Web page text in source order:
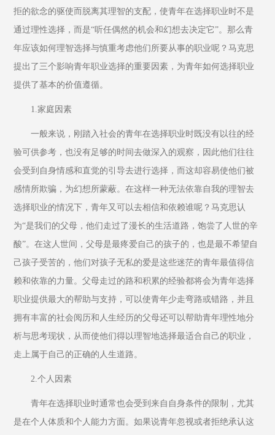
拒的欲念的驱使而脱离其理智的支配，使青年在选择职业时不是
通过理性选择，而是“听任偶然的机会和幻想去决定它”。那么青
年应该如何理智选择与慎重考虑他们所要从事的职业呢？马克思
提出了三个影响青年职业选择的重要因素，为青年如何选择职业
提供了基本的价值遵循。
1.家庭因素
一般来说，刚踏入社会的青年在选择职业时既没有以往的经
验可供参考，也没有足够的时间去做深入的观察，因此他们往往
会受到自身情感和直觉的引导去进行选择，而这却容易使他们被
感情所欺骗，为幻想所蒙蔽。在这样一种无法依靠自我的理智去
选择职业的情况下，青年又可以去相信和依赖谁呢？马克思认
为“是我们的父母，他们走过了漫长的生活道路，饱尝了人世的辛
酸”。在这人世间，父母是最疼爱自己的孩子的，也是最不希望自
己孩子受苦的，他们对孩子无私的爱是这些迷茫的青年最值得信
赖和依靠的力量。父母走过的路和积累的经验都将会为青年选择
职业提供最大的帮助与支持，可以使青年少走弯路或错路，并且
拥有丰富的社会阅历和人生经历的父母还可以帮助青年理性地分
析与思考现状，从而使他们得以理智地选择最适合自己的职业，
走上属于自己的正确的人生道路。
2.个人因素
青年在选择职业时通常也会受到来自自身条件的限制，尤其
是在个人体质和个人能力方面。如果说青年忽视或者拒绝承认这